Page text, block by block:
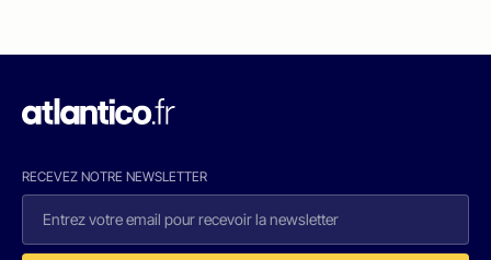
RECEVEZ NOTRE NEWSLETTER